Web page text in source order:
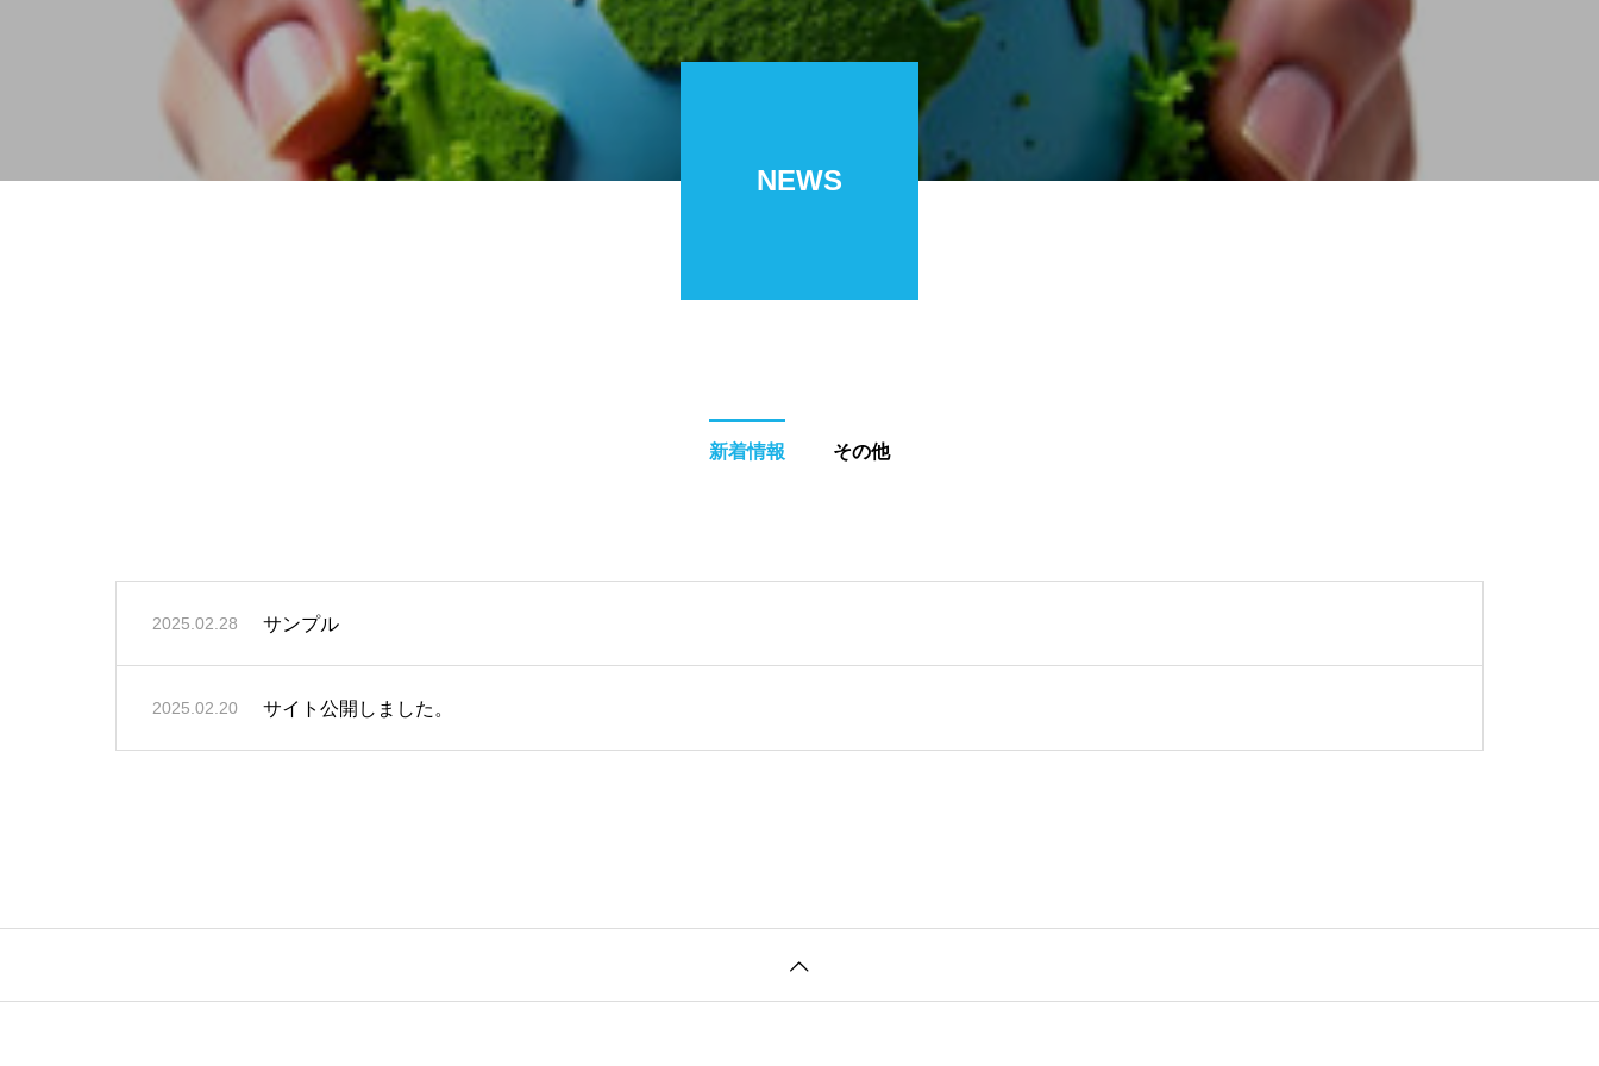
NEWS
新着情報 その他
2025.02.28 サンプル
2025.02.20 サイト公開しました。